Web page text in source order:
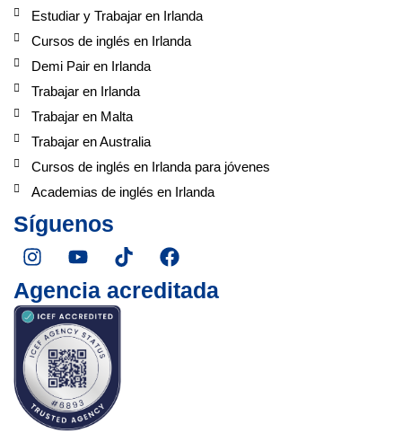
Estudiar y Trabajar en Irlanda
Cursos de inglés en Irlanda
Demi Pair en Irlanda
Trabajar en Irlanda
Trabajar en Malta
Trabajar en Australia
Cursos de inglés en Irlanda para jóvenes
Academias de inglés en Irlanda
Síguenos
I
n
s
t
a
g
r
a
m
Y
o
u
t
u
b
e
T
i
k
F
a
c
Agencia acreditada